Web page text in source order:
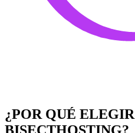
¿POR QUÉ ELEGIR